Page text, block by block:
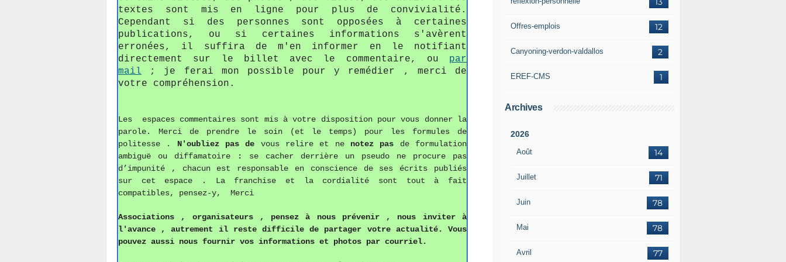
textes sont mis en ligne pour plus de convivialité.
Cependant si des personnes sont opposées à certaines
publications, ou si certaines informations s'avèrent
erronées, il suffira de m'en informer en le notifiant
directement sur le billet avec le commentaire, ou par
mail ; je ferai mon possible pour y remédier , merci de
votre compréhension.
Les espaces commentaires sont mis à votre disposition pour vous donner la
parole. Merci de prendre le soin (et le temps) pour les formules de
politesse
. N'oubliez pas de vous relire et ne notez pas de formulation
ambiguë ou diffamatoire
:
se cacher derrière un pseudo ne procure pas
d’impunité , chacun est responsable en conscience de ses écrits publiés
sur cet espace . La franchise et la cordialité sont tout à fait
compatibles, pensez-y, Merci
Associations , organisateurs , pensez à nous prévenir , nous inviter à
l'avance , autrement il reste difficile de partager votre actualité. Vous
pouvez aussi nous fournir vos informations et photos par courriel.
12
Offres-emplois
2
Canyoning-verdon-valdallos
1
EREF-CMS
Archives
2026
Août 14
Juillet 71
Juin 78
Mai 78
Avril 77